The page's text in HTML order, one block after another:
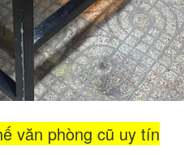
văn phòng cũ uy tín